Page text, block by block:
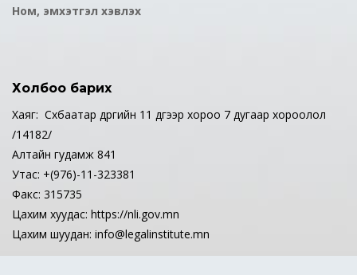
Ном, эмхэтгэл хэвлэх
Холбоо барих
Хаяг: Сүхбаатар дүүргийн 11 дүгээр хороо 7 дугаар хороолол
/14182/
Алтайн гудамж 841
Утас: +(976)-11-323381
Факс: 315735
Цахим хуудас: https://nli.gov.mn
Цахим шуудан: info@legalinstitute.mn